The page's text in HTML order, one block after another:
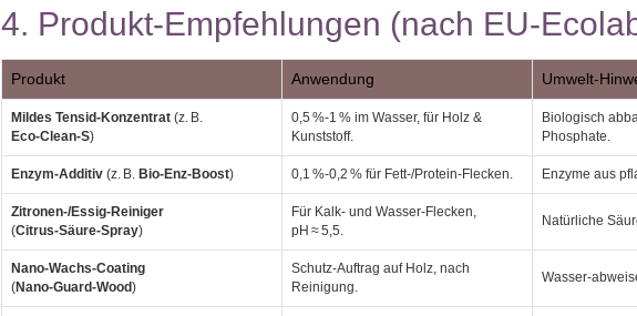
4. Produkt‑Empfehlungen (nach
Produkt Anwendung
Mildes Tensid‑Konzentrat (z. B.
Eco‑Clean‑S)
0,5 %‑1 % im Wasser, für Holz &
Kunststoff.
Biologisch
Phosphate.
Enzym‑Additiv (z. B. Bio‑Enz‑Boost) 0,1 %‑0,2 % für Fett‑/Protein‑Flecken. Enzyme aus
Zitronen‑/Essig‑Reiniger
(Citrus‑Säure‑Spray)
Für Kalk‑ und Wasser‑Flecken,
pH ≈ 5,5.
Natürliche
Nano‑Wachs‑Coating
(Nano‑Guard‑Wood)
Schutz‑Auftrag auf Holz, nach
Reinigung.